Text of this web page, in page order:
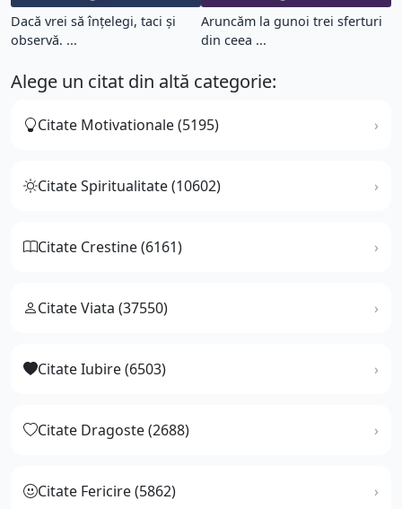
Dacă vrei să înțelegi, taci și
observă. ...
Aruncăm la gunoi trei sferturi
din ceea ...
Alege un citat din altă categorie:
Citate Motivationale (5195)
Citate Spiritualitate (10602)
Citate Crestine (6161)
Citate Viata (37550)
Citate Iubire (6503)
Citate Dragoste (2688)
Citate Fericire (5862)